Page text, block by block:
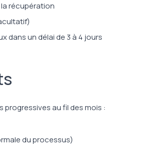
récupération
dans un délai de 3 à 4 jours
au fil des mois :
du processus)